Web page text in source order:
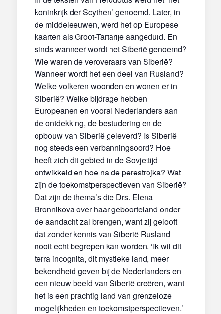
koninkrijk der Scythen’ genoemd. Later, in
de middeleeuwen, werd het op Europese
kaarten als Groot-Tartarije aangeduid. En
sinds wanneer wordt het Siberië genoemd?
Wie waren de veroveraars van Siberië?
Wanneer wordt het een deel van Rusland?
Welke volkeren woonden en wonen er in
Siberië? Welke bijdrage hebben
Europeanen en vooral Nederlanders aan
de ontdekking, de bestudering en de
opbouw van Siberië geleverd? Is Siberië
nog steeds een verbanningsoord? Hoe
heeft zich dit gebied in de Sovjettijd
ontwikkeld en hoe na de perestrojka? Wat
zijn de toekomstperspectieven van Siberië?
Dat zijn de thema’s die Drs. Elena
Bronnikova over haar geboorteland onder
de aandacht zal brengen, want zij gelooft
dat zonder kennis van Siberië Rusland
nooit echt begrepen kan worden. ‘Ik wil dit
terra incognita, dit mystieke land, meer
bekendheid geven bij de Nederlanders en
een nieuw beeld van Siberië creëren, want
het is een prachtig land van grenzeloze
mogelijkheden en toekomstperspectieven.’